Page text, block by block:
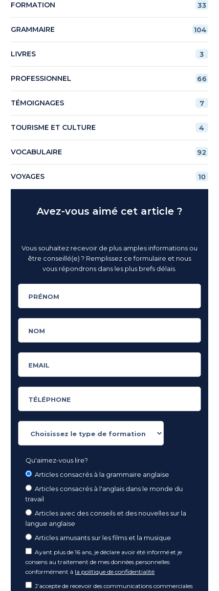
FORMATION 33
GRAMMAIRE 104
LIVRES 3
PROFESSIONNEL 66
TÉMOIGNAGES 7
TOURISME ET CULTURE 4
VOCABULAIRE 92
VOYAGES 10
Avez-vous aimé cet article ?
Vous souhaitez recevoir de plus amples informations ou
être conseillé(e) ? Remplissez ce formulaire et nous
vous répondrons dans les plus brefs délais.
Qu'aimez-vous lire?
Articles consacrés à la grammaire anglaise
Articles consacrés à l'anglais dans le monde du
travail
Articles avec des conseils et des nouvelles sur la
langue anglaise
Articles amusants sur les films et la musique
Ayant plus de 16 ans, je déclare avoir été informé et je
consens au traitement de mes données personnelles
conformément à la politique de confidentialité
J’accepte de recevoir des communications commerciales